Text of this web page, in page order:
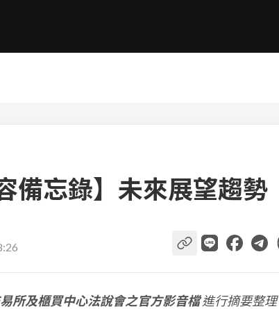
備忘錄】未來展望趨勢
所及櫃買中心法說會之官方影音檔進行摘要整